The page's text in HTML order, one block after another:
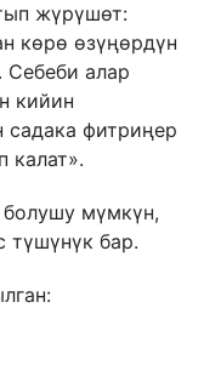
жүрүшөт:
көрө өзүңөрдүн
Себеби алар
кийин
фитриңер
калат».
мүмкүн,
түшүнүк бар.